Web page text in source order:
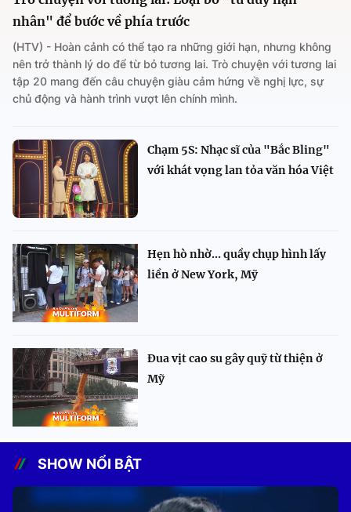
nhân" để bước về phía trước
(HTV) - Hoàn cảnh có thể tạo ra những giới hạn, nhưng không
nên trở thành lý do để từ bỏ tương lai. Trò chuyện với tương lai
tập 20 mang đến câu chuyện giàu cảm hứng về nghị lực, sự
chủ động và hành trình vượt lên chính mình.
Chạm 5S: Nhạc sĩ của "Bắc Bling"
với khát vọng lan tỏa văn hóa Việt
Hẹn hò nhờ... quầy chụp hình lấy
liền ở New York, Mỹ
Đua vịt cao su gây quỹ từ thiện ở
Mỹ
SHOW NỔI BẬT